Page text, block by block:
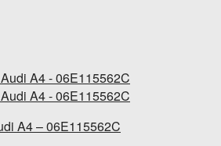
A4 – 06E115562C